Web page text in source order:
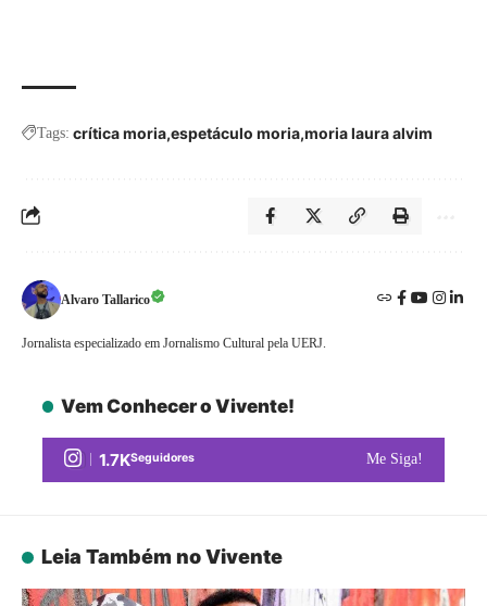
Tags: crítica moria espetáculo moria moria laura alvim
Alvaro Tallarico
Jornalista especializado em Jornalismo Cultural pela UERJ.
Vem Conhecer o Vivente!
1.7KSeguidores Me Siga!
Leia Também no Vivente